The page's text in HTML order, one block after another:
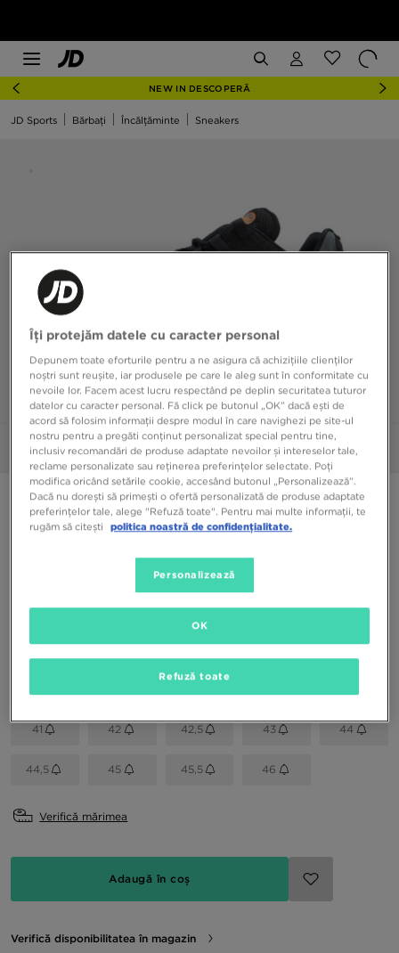
NEW IN DESCOPERĂ
JD Sports Bărbați Încălțăminte Sneakers
Poze 360°
NIKE AIR MAX 95
Alege mărimea
41 42 42,5 43 44
44,5 45 45,5 46
Verifică mărimea
Adaugă în coș
Verifică disponibilitatea în magazin
Îți protejăm datele cu caracter personal
Depunem toate eforturile pentru a ne asigura că achizițiile clienților
noștri sunt reușite, iar produsele pe care le aleg sunt în conformitate cu
nevoile lor. Facem acest lucru respectând pe deplin securitatea tuturor
datelor cu caracter personal. Fă click pe butonul „OK” dacă ești de
acord să folosim informații despre modul în care navighezi pe site-ul
nostru pentru a pregăti conținut personalizat special pentru tine,
inclusiv recomandări de produse adaptate nevoilor și intereselor tale,
reclame personalizate sau reținerea preferințelor selectate. Poți
modifica oricând setările cookie, accesând butonul „Personalizează”.
Dacă nu dorești să primești o ofertă personalizată de produse adaptate
preferințelor tale, alege "Refuză toate". Pentru mai multe informații, te
rugăm să citești
politica noastră de confidențialitate.
Personalizează
Refuză toate
OK